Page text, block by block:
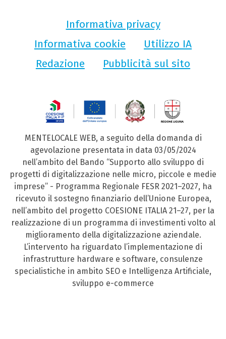
Informativa privacy
Informativa cookie
Utilizzo IA
Redazione
Pubblicità sul sito
MENTELOCALE WEB, a seguito della domanda di
agevolazione presentata in data 03/05/2024
nell’ambito del Bando “Supporto allo sviluppo di
progetti di digitalizzazione nelle micro, piccole e medie
imprese” - Programma Regionale FESR 2021–2027, ha
ricevuto il sostegno finanziario dell’Unione Europea,
nell’ambito del progetto COESIONE ITALIA 21–27, per la
realizzazione di un programma di investimenti volto al
miglioramento della digitalizzazione aziendale.
L’intervento ha riguardato l’implementazione di
infrastrutture hardware e software, consulenze
specialistiche in ambito SEO e Intelligenza Artificiale,
sviluppo e-commerce